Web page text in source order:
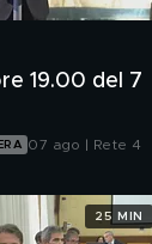
19.00 del 7
07 ago | Rete 4
25 MIN